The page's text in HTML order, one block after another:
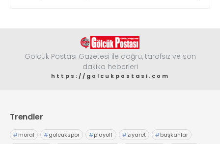
Gölcük Postası Gazetesi ile doğru, tarafsız ve son
dakika heberleri
https://golcukpostasi.com
Trendler
#moral #gölcükspor #playoff #ziyaret #başkanlar